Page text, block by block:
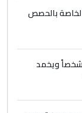
في
في
بالحصص
بغداد.. الدفاع المدني ينقذ 50 شخصاً ويخمد